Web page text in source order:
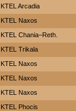
KTEL Arcadia
KTEL Naxos
KTEL Chania–Reth.
ΚΤΕL Τrikala
KTEL Naxos
KTEL Naxos
KTEL Naxos
ΚΤΕL Phocis